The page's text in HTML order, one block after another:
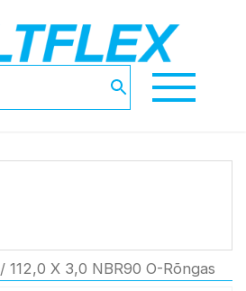
/ 112,0 X 3,0 NBR90 O-Rõngas